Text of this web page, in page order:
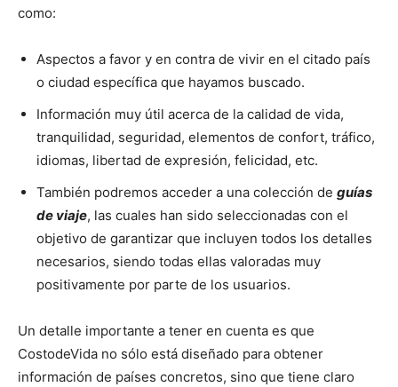
como:
Aspectos a favor y en contra de vivir en el citado país
o ciudad específica que hayamos buscado.
Información muy útil acerca de la calidad de vida,
tranquilidad, seguridad, elementos de confort, tráfico,
idiomas, libertad de expresión, felicidad, etc.
También podremos acceder a una colección de guías
de viaje, las cuales han sido seleccionadas con el
objetivo de garantizar que incluyen todos los detalles
necesarios, siendo todas ellas valoradas muy
positivamente por parte de los usuarios.
Un detalle importante a tener en cuenta es que
CostodeVida no sólo está diseñado para obtener
información de países concretos, sino que tiene claro